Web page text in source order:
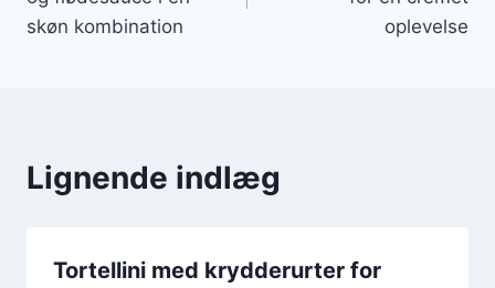
skøn kombination
oplevelse
Lignende indlæg
Tortellini med krydderurter for